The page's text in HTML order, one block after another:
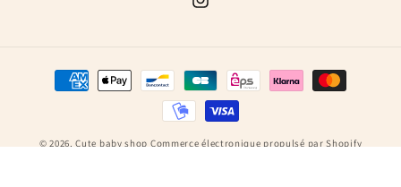
Instagram
Moyens
© 2026,Cute baby shop Commerce électronique propulsé par Shopify